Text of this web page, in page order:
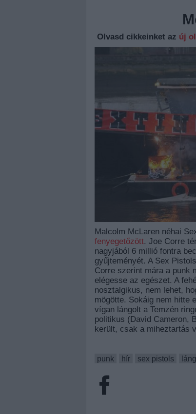
Olvasd cikkeinket az új
Malcolm McLaren néhai
fenyegetőzött. Joe Corre
nagyjából 6 millió fontra
gyűjteményét. A Sex
Corre szerint mára a punk
elégesse az egészet. A
nosztalgikus, nem lehet,
mögötte. Sokáig nem hitte
vígan lángolt a Temzén
politikus (David Cameron,
került, csak a miheztartás
punk hír sex pistols